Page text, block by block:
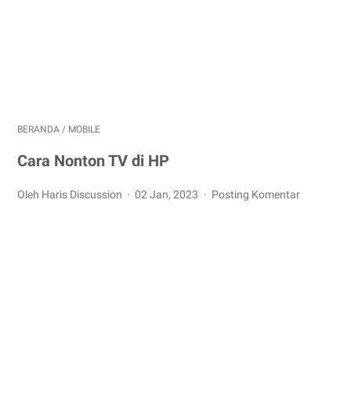
BERANDA / MOBILE
Cara Nonton TV di HP
Oleh Haris Discussion 02 Jan, 2023 Posting Komentar